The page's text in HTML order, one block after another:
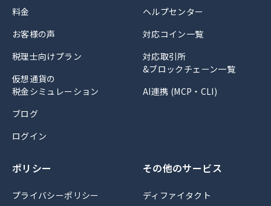
料金
お客様の声
税理士向けプラン
仮想通貨の
税金シミュレーション
ブログ
ログイン
ヘルプセンター
対応コイン一覧
対応取引所
&ブロックチェーン一覧
AI連携 (MCP・CLI)
ポリシー
プライバシーポリシー
その他のサービス
ディファイタクト